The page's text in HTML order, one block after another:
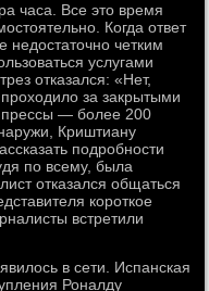
часа. Все это время
Когда ответ
недостаточно четким
услугами
отказался: «Нет,
за закрытыми
прессы — более 200
Криштиану
подробности
по всему, была
отказался общаться
короткое
встретили
в сети. Испанская
Роналду